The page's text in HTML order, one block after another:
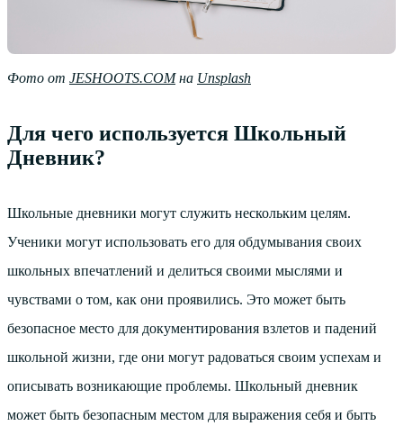
Фото от JESHOOTS.COM на Unsplash
Для чего используется Школьный
Дневник?
Школьные дневники могут служить нескольким целям.
Ученики могут использовать его для обдумывания своих
школьных впечатлений и делиться своими мыслями и
чувствами о том, как они проявились. Это может быть
безопасное место для документирования взлетов и падений
школьной жизни, где они могут радоваться своим успехам и
описывать возникающие проблемы. Школьный дневник
может быть безопасным местом для выражения себя и быть